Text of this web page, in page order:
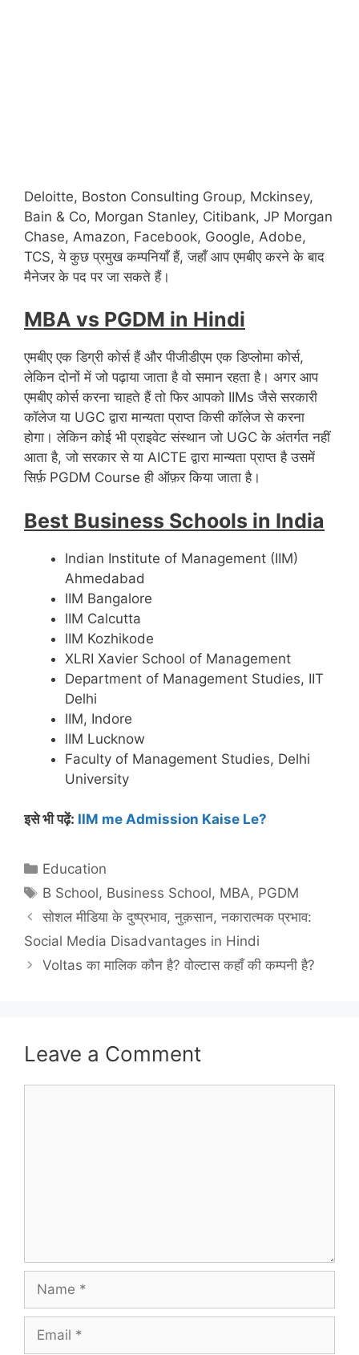
Deloitte, Boston Consulting Group, Mckinsey,
Bain & Co, Morgan Stanley, Citibank, JP Morgan
Chase, Amazon, Facebook, Google, Adobe,
TCS, ये कुछ प्रमुख कम्पनियाँ हैं, जहाँ आप एमबीए करने के बाद
मैनेजर के पद पर जा सकते हैं।
MBA vs PGDM in Hindi
एमबीए एक डिग्री कोर्स हैं और पीजीडीएम एक डिप्लोमा कोर्स,
लेकिन दोनों में जो पढ़ाया जाता है वो समान रहता है। अगर आप
एमबीए कोर्स करना चाहते हैं तो फिर आपको IIMs जैसे सरकारी
कॉलेज या UGC द्वारा मान्यता प्राप्त किसी कॉलेज से करना
होगा। लेकिन कोई भी प्राइवेट संस्थान जो UGC के अंतर्गत नहीं
आता है, जो सरकार से या AICTE द्वारा मान्यता प्राप्त है उसमें
सिर्फ़ PGDM Course ही ऑफ़र किया जाता है।
Best Business Schools in India
Indian Institute of Management (IIM)
Ahmedabad
IIM Bangalore
IIM Calcutta
IIM Kozhikode
XLRI Xavier School of Management
Department of Management Studies, IIT
Delhi
IIM, Indore
IIM Lucknow
Faculty of Management Studies, Delhi
University
इसे भी पढ़ें: IIM me Admission Kaise Le?
Categories
Education
Tags
B School, Business School, MBA, PGDM
सोशल मीडिया के दुष्प्रभाव, नुक़सान, नकारात्मक प्रभाव:
Social Media Disadvantages in Hindi
Voltas का मालिक कौन है? वोल्टास कहाँ की कम्पनी है?
Leave a Comment
Name
Email